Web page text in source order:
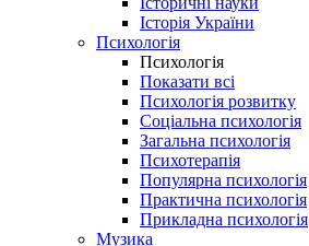
Історія України
Психологія
Психологія
Показати всі
Психологія розвитку
Соціальна психологія
Загальна психологія
Психотерапія
Популярна психологія
Практична психологія
Прикладна психологія
Музика